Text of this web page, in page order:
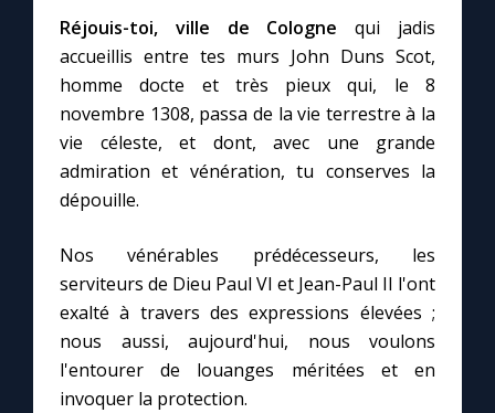
Une neuvaine
À la une
1000 Raisons de Croire
Chapelet pour le monde
Contact
Faire un don
Réjouis-toi, ville de Cologne qui jadis
accueillis entre tes murs John Duns Scot,
homme docte et très pieux qui, le 8
novembre 1308, passa de la vie terrestre à la
vie céleste, et dont, avec une grande
admiration et vénération, tu conserves la
dépouille.
Nos vénérables prédécesseurs, les
serviteurs de Dieu Paul VI et Jean-Paul II l'ont
exalté à travers des expressions élevées ;
nous aussi, aujourd'hui, nous voulons
l'entourer de louanges méritées et en
invoquer la protection.